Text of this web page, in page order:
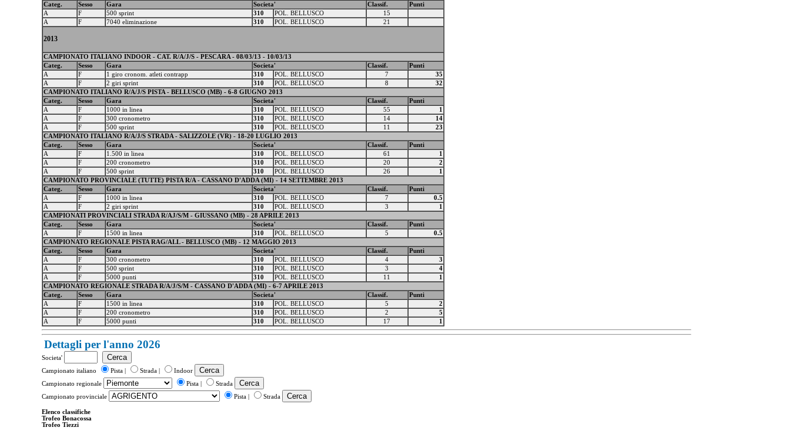
Categ.
Sesso Gara Societa' Classif.
Punti
A
F 500 sprint 310 POL. BELLUSCO
15
A
F 7040 eliminazione 310 POL. BELLUSCO 21
2013
CAMPIONATO ITALIANO INDOOR - CAT. R/A/J/S - PESCARA - 08/03/13 - 10/03/13
Categ.
Sesso Gara Societa' Classif.
Punti
A
F 1 giro cronom. atleti contrapp 310 POL. BELLUSCO 7
35
A
F 2 giri sprint 310 POL. BELLUSCO 8
32
CAMPIONATO ITALIANO R/A/J/S PISTA - BELLUSCO (MB) - 6-8 GIUGNO 2013
Categ.
Sesso Gara Societa' Classif.
Punti
A
F 1000 in linea 310 POL. BELLUSCO 55
1
A
F 300 cronometro 310 POL. BELLUSCO 14
14
A
F 500 sprint 310 POL. BELLUSCO 11
23
CAMPIONATO ITALIANO R/A/J/S STRADA - SALIZZOLE (VR) - 18-20 LUGLIO 2013
Categ.
Sesso Gara Societa' Classif.
Punti
A
F 1.500 in linea 310 POL. BELLUSCO 61
1
A
F 200 cronometro 310 POL. BELLUSCO 20
2
A
F 500 sprint 310 POL. BELLUSCO 26
1
CAMPIONATO PROVINCIALE (TUTTE) PISTA R/A - CASSANO D'ADDA (MI) - 14 SETTEMBRE 2013
Categ.
Sesso Gara Societa' Classif.
Punti
A
F 1000 in linea 310 POL. BELLUSCO 7
0.5
A
F 2 giri sprint 310 POL. BELLUSCO 3
1
CAMPIONATI PROVINCIALI STRADA R/AJ/S/M - GIUSSANO (MB) - 28 APRILE 2013
Categ.
Sesso Gara Societa' Classif.
Punti
A
F 1500 in linea 310 POL. BELLUSCO 5
0.5
CAMPIONATO REGIONALE PISTA RAG/ALL - BELLUSCO (MB) - 12 MAGGIO 2013
Categ.
Sesso Gara Societa' Classif.
Punti
A
F 300 cronometro 310 POL. BELLUSCO 4
3
A
F 500 sprint 310 POL. BELLUSCO 3
4
A
F 5000 punti 310 POL. BELLUSCO 11
1
CAMPIONATO REGIONALE STRADA R/A/J/S/M - CASSANO D'ADDA (MI) - 6-7 APRILE 2013
Categ.
Sesso Gara Societa' Classif.
Punti
A
F 1500 in linea 310 POL. BELLUSCO 5
2
A
F 200 cronometro 310 POL. BELLUSCO 2
5
A
F 5000 punti 310 POL. BELLUSCO 17 1
Dettagli per l'anno 2026
Societa'
Campionato italiano
Pista | Strada |
Indoor
Campionato regionale
Pista |
Strada
Campionato provinciale
Pista | Strada
Elenco classifiche
Trofeo Bonacossa
Trofeo Tiezzi